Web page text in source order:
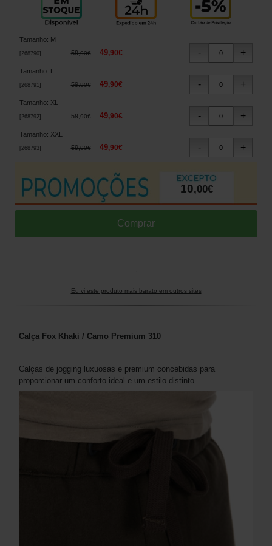
Tamanho: M
268790] 59,90€ 49,90€
Tamanho:
268791 ] 59,90€ 49,90€
Tamanho: XL
268792] 59,90€ 49,90€
Tamanho: XXL
268793 ] 59,90€ 49,90€
10,00€
Eu vi este produto mais barato em outros sites
Calça Fox Khaki / Camo Premium 310
Calças de jogging luxuosas e premium concebidas para
proporcionar um conforto ideal e um estilo distinto.